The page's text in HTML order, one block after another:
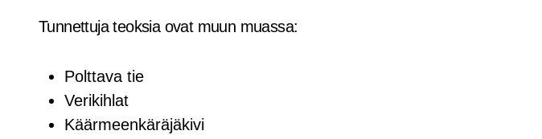
Tunnettuja teoksia ovat muun muassa:
Polttava tie
Verikihlat
Käärmeenkäräjäkivi